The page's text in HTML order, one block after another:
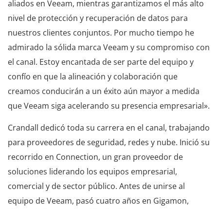
aliados en Veeam, mientras garantizamos el más alto
nivel de protección y recuperación de datos para
nuestros clientes conjuntos. Por mucho tiempo he
admirado la sólida marca Veeam y su compromiso con
el canal. Estoy encantada de ser parte del equipo y
confío en que la alineación y colaboración que
creamos conducirán a un éxito aún mayor a medida
que Veeam siga acelerando su presencia empresarial».
Crandall dedicó toda su carrera en el canal, trabajando
para proveedores de seguridad, redes y nube. Inició su
recorrido en Connection, un gran proveedor de
soluciones liderando los equipos empresarial,
comercial y de sector público. Antes de unirse al
equipo de Veeam, pasó cuatro años en Gigamon,